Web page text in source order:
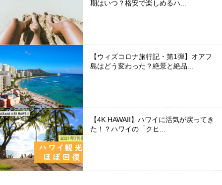
期はいつ？格安で楽しめるハ...
【ウィズコロナ旅行記・第1弾】オアフ
島はどう変わった？絶景と絶品...
【4K HAWAII】ハワイに活気が戻ってき
た！？ハワイの「クヒ...